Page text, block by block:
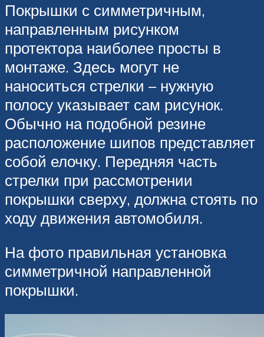
Покрышки с симметричным,
направленным рисунком
протектора наиболее просты в
монтаже. Здесь могут не
наноситься стрелки – нужную
полосу указывает сам рисунок.
Обычно на подобной резине
расположение шипов представляет
собой елочку. Передняя часть
стрелки при рассмотрении
покрышки сверху, должна стоять по
ходу движения автомобиля.
На фото правильная установка
симметричной направленной
покрышки.